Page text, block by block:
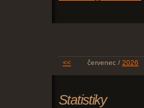
<< červenec / 2026
Statistiky